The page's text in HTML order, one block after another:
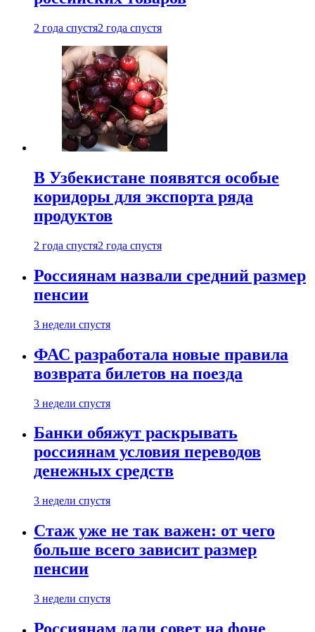
2 года спустя2 года спустя
В Узбекистане появятся особые
коридоры для экспорта ряда
продуктов
2 года спустя2 года спустя
Россиянам назвали средний размер
пенсии
3 недели спустя
ФАС разработала новые правила
возврата билетов на поезда
3 недели спустя
Банки обяжут раскрывать
россиянам условия переводов
денежных средств
3 недели спустя
Стаж уже не так важен: от чего
больше всего зависит размер
пенсии
3 недели спустя